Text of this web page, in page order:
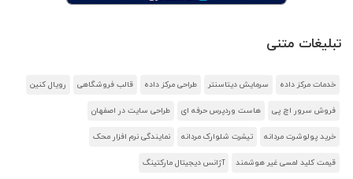
تبلیغات متنی
خدمات مرکز داده سرمایش دیتاسنتر طراحی مرکز داده قالب فروشگاهی رویال کنین
فروش سرور اچ پی هاست وردپرس حرفه ای طراحی سایت در اصفهان
خرید پولوشرت مردانه تیشرت شلوارک مردانه نمایندگی نرم افزار محک
قیمت کلید لمسی غیر هوشمند آژانس دیجیتال مارکتینگ